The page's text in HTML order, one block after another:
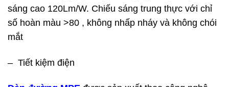
sáng cao 120Lm/W. Chiếu sáng trung thực với chỉ
số hoàn màu >80 , không nhấp nháy và không chói
mắt
– Tiết kiệm điện